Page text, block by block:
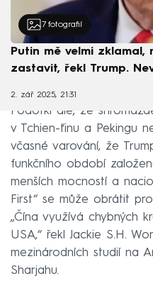
7 fotografií
Putin mě velmi
zastavit, řekl Trump.
2. zář 2025, 21:31
Podotkl ale, že
v Tchien-ťinu a Pekingu
včasné varování, že
funkčního období
menších mocností a
First“ se může obrátit
„Čína využívá chybných
USA,“ řekl Jackie S.H.
mezinárodních studií na
Sharjahu.